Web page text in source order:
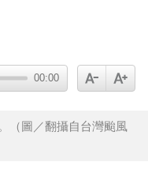
00:00
（圖／翻攝自台灣颱風